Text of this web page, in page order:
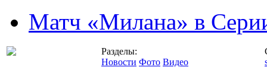
Матч «Милана» в
Разделы:
Новости Фото Видео